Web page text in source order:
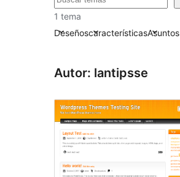
1 tema
DeseñoscaracterísticasAsuntos
Autor: lantipsse